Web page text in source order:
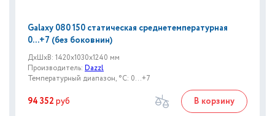
Galaxy 080 150 статическая среднетемпературная
0...+7 (без боковнин)
ДxШxВ: 1420x1030x1240 мм
Производитель: Dazzl
Температурный диапазон, °C: 0...+7
94 352 руб В корзину